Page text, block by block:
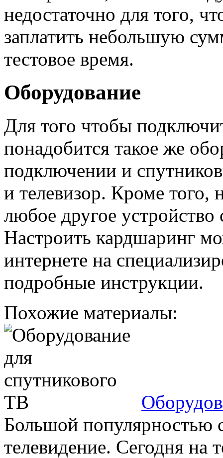
недостаточно для того,
заплатить небольшую
тестовое время.
Оборудование
Для того чтобы
понадобится такое же
подключении и
и телевизор. Кроме
любое другое
Настроить кардшаринг
интернете на
подробные инструкции.
Похожие материалы:
Большой популярностью
телевидение. Сегодня на